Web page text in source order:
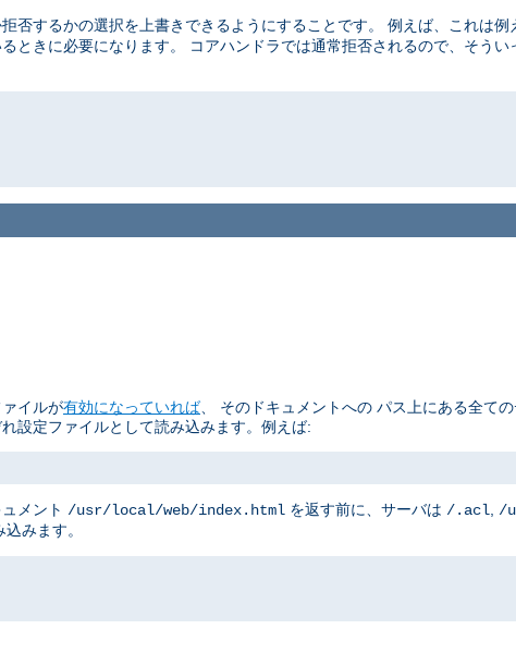
否するかの選択を上書きできるようにすることです。 例えば、これは例
ときに必要になります。 コアハンドラでは通常拒否されるので、そうい
イルが有効になっていれば、 そのドキュメントへの パス上にある全ての
設定ファイルとして読み込みます。例えば:
メント /usr/local/web/index.html を返す前に、サーバは /.acl, /
みます。